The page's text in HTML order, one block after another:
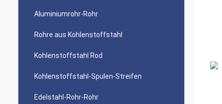
Aluminiumrohr-Rohr
Rohre aus Kohlenstoffstahl
Kohlenstoffstahl Rod
Kohlenstoffstahl-Spulen-Streifen
Edelstahl-Rohr-Rohr